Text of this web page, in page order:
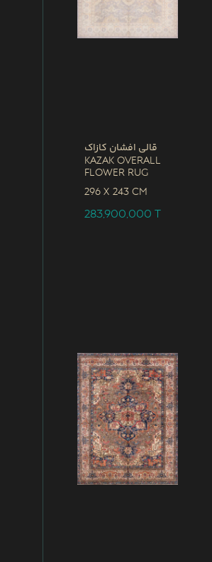
قالی افشان کازاک
Kazak Overall
Flower Rug
296 x 243 CM
283,900,000T